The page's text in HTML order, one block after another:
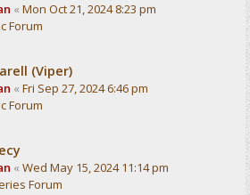
« Mon Oct 21, 2024 8:23 pm
Forum
(Viper)
« Fri Sep 27, 2024 6:46 pm
Forum
« Wed May 15, 2024 11:14 pm
Forum